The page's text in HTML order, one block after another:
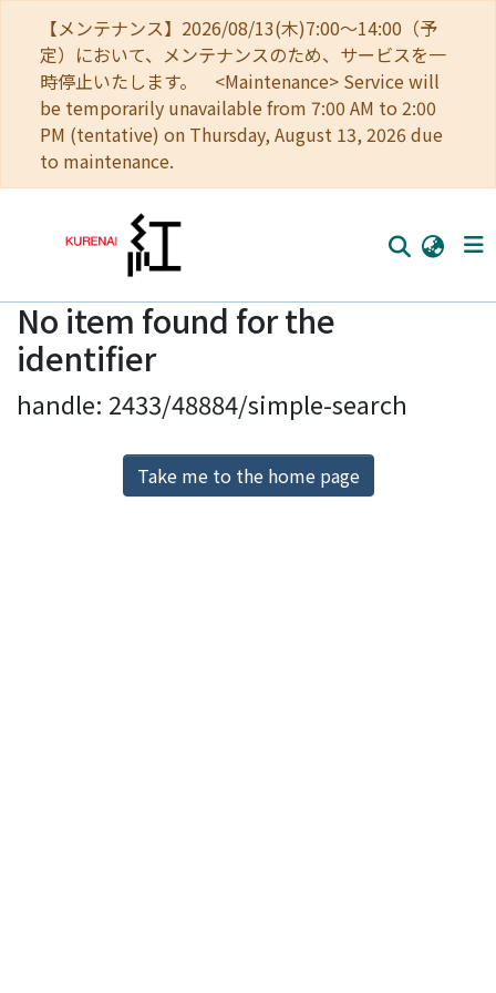
【メンテナンス】2026/08/13(木)7:00～14:00（予
定）において、メンテナンスのため、サービスを一
時停止いたします。 <Maintenance> Service will
be temporarily unavailable from 7:00 AM to 2:00
PM (tentative) on Thursday, August 13, 2026 due
to maintenance.
Home
Communities
Browse
Download Ranking
No item found for the
identifier
handle: 2433/48884/simple-search
Take me to the home page